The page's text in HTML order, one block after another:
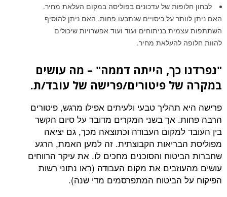
לבחון חלופות של עדכונים בפוליסה במקום העלאת מחיר.
האם ניתן לוותר על כיסויים שנתבעו פחות, האם ניתן להוסיף
השתתפות עצמית בניתוחים ועוד ועוד אפשרויות שיכולים
להוות חלופה להעלאת מחיר.
"נפרדנו כך, הייתה דממה" – מה עושים
במקרה של פיטורים/פרישה של עובד/ת.
פרישה היא תהליך טבעי ולעיתים אפילו מרגש, פיטורים
הרבה פחות. אך בשני המקרים מדובר על סיום הקשר
בין העובד למקום העבודה וכתוצאה מכך, גם יציאה
מפוליסת הבריאות הקבוצתית. זה למען האמת, הרגע
שחברות הביטוח והסוכנים מחכים לו. את עיקר הרווחים
עושים מהעוזבים את מקום העבודה (ראו נתוני רשות
הפיקוח על הביטוח המתפרסמים מדי שנה).